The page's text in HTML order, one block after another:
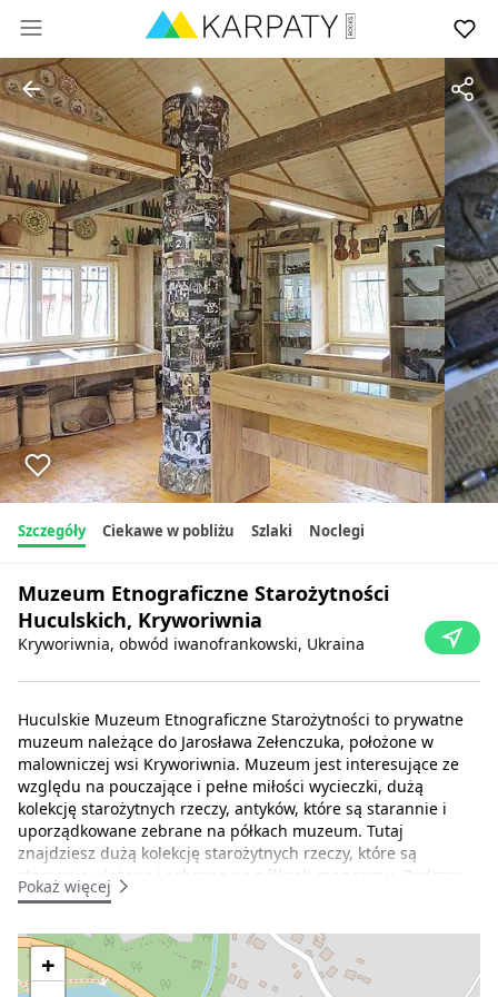
Szczegóły Ciekawe w pobliżu Szlaki Noclegi
Muzeum Etnograficzne Starożytności
Huculskich, Kryworiwnia
Kryworiwnia, obwód iwanofrankowski, Ukraina
Huculskie Muzeum Etnograficzne Starożytności to prywatne
muzeum należące do Jarosława Zełenczuka, położone w
malowniczej wsi Kryworiwnia. Muzeum jest interesujące ze
względu na pouczające i pełne miłości wycieczki, dużą
kolekcję starożytnych rzeczy, antyków, które są starannie i
uporządkowane zebrane na półkach muzeum. Tutaj
znajdziesz dużą kolekcję starożytnych rzeczy, które są
starannie ułożone i zebrane na półkach magazynu. Podczas
otwarcia muzeum zaprezentowano dokładną replikę
zdobyło Grand Prix na wystawie w Paryżu w 1931 roku.
W muzeum można również zapoznać się z kolekcją rzeczy z I i
Pokaż więcej
+